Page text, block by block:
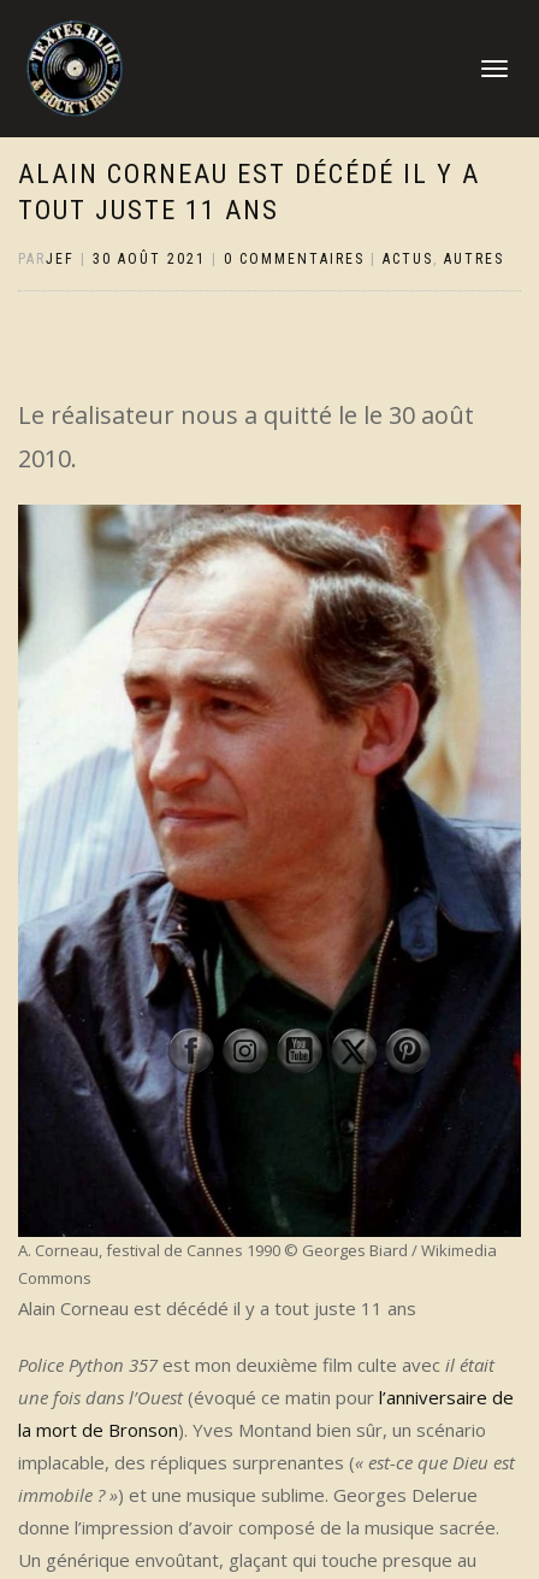
DÉPLIER
ALAIN CORNEAU EST DÉCÉDÉ IL Y A
TOUT JUSTE 11 ANS
PARJEF 30 AOÛT 2021 0 COMMENTAIRES ACTUS , AUTRES
Le réalisateur nous a quitté le le 30 août
2010.
A. Corneau, festival de Cannes 1990 © Georges Biard / Wikimedia
Commons
Alain Corneau est décédé il y a tout juste 11 ans
Police Python 357est mon deuxième film culte avec il était
une fois dans l’Ouest(évoqué ce matin pour l’anniversaire de
la mort de Bronson). Yves Montand bien sûr, un scénario
implacable, des répliques surprenantes (« est-ce que Dieu est
immobile ? ») et une musique sublime. Georges Delerue
donne l’impression d’avoir composé de la musique sacrée.
Un générique envoûtant, glaçant qui touche presque au